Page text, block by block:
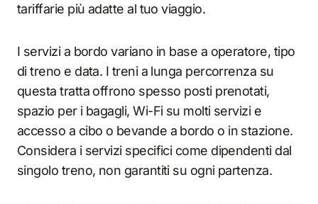
tariffarie più adatte al tuo viaggio.
I servizi a bordo variano in base a operatore, tipo
di treno e data. I treni a lunga percorrenza su
questa tratta offrono spesso posti prenotati,
spazio per i bagagli, Wi-Fi su molti servizi e
accesso a cibo o bevande a bordo o in stazione.
Considera i servizi specifici come dipendenti dal
singolo treno, non garantiti su ogni partenza.